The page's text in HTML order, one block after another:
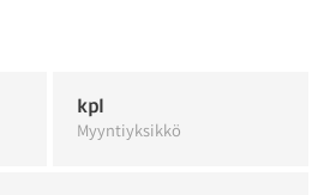
kpl
Myyntiyksikkö